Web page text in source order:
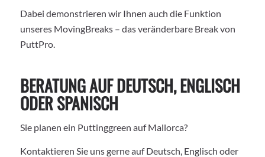
Dabei demonstrieren wir Ihnen auch die Funktion
unseres MovingBreaks – das veränderbare Break von
PuttPro.
BERATUNG AUF DEUTSCH, ENGLISCH
ODER SPANISCH
Sie planen ein Puttinggreen auf Mallorca?
Kontaktieren Sie uns gerne auf Deutsch, Englisch oder